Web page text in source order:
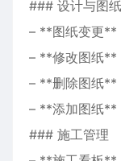
### 设计与图
– **图纸变更**
– **修改图纸**
– **删除图纸**
– **添加图纸**
### 施工管理